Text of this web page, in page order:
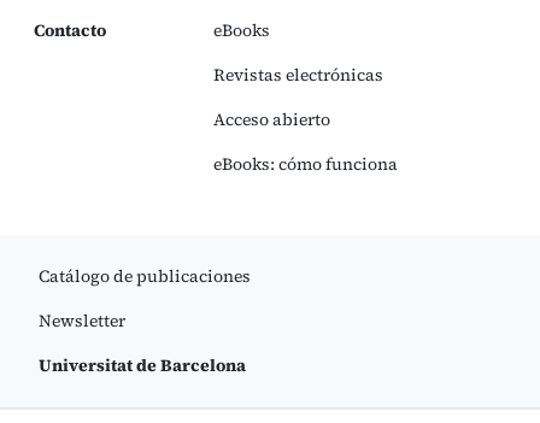
Contacto
eBooks
Revistas electrónicas
Acceso abierto
eBooks: cómo funciona
Catálogo de publicaciones
Newsletter
Universitat de Barcelona